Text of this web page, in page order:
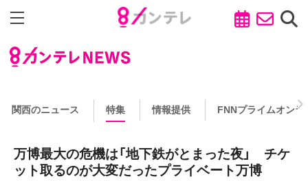
関西のニュース 特集 情報提供 FNNプライムオンラ
万博最大の危機は「地下鉄がとまった夜」 チケ
ット取るのが大変だったプライベート万博